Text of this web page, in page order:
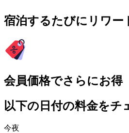
宿泊するたびにリワー
会員価格でさらにお得
以下の日付の料金をチ
今夜